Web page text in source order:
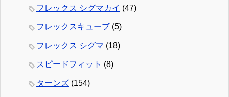
フレックス シグマカイ (47)
フレックスキューブ (5)
フレックス シグマ (18)
スピードフィット (8)
ターンズ (154)